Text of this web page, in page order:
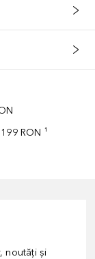
RON ¹
noutăți și